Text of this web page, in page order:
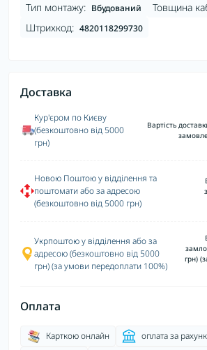
Тип монтажу: Вбудований Товщина
Штрихкод: 4820118299730
Доставка
Кур'єром по Києву
(безкоштовно від 5000
грн)
Вартість
Новою Поштою у відділення та
поштомати або за адресою
(безкоштовно від 5000 грн)
Укрпоштою у відділення або за
адресою (безкоштовно від 5000
грн) (за умови передоплати 100%)
грн)
Оплата
Карткою онлайн оплата за